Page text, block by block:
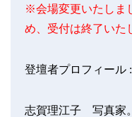
※会場変更いたしま
め、受付は終了いた
登壇者プロフィール :
志賀理江子 写真家